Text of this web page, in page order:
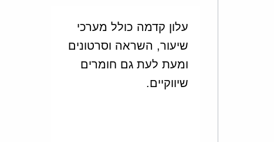
עלון קדמה כולל מערכי
שיעור, השראה וסרטונים
ומעת לעת גם חומרים
שיווקיים.